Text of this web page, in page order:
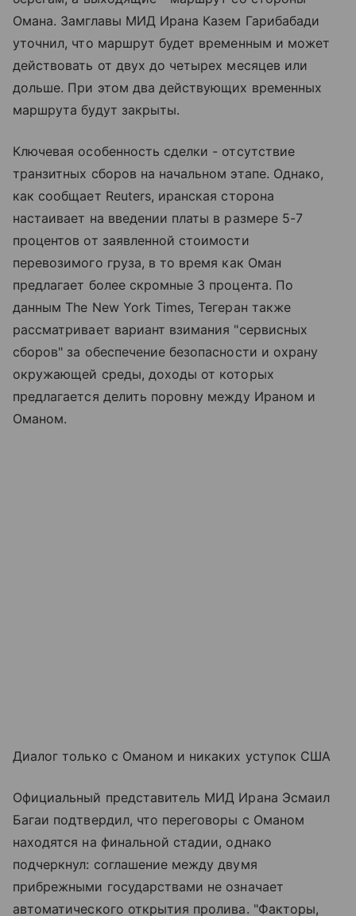
Омана. Замглавы МИД Ирана Казем Гарибабади
уточнил, что маршрут будет временным и может
действовать от двух до четырех месяцев или
дольше. При этом два действующих временных
маршрута будут закрыты.
Ключевая особенность сделки - отсутствие
транзитных сборов на начальном этапе. Однако,
как сообщает Reuters, иранская сторона
настаивает на введении платы в размере 5-7
процентов от заявленной стоимости
перевозимого груза, в то время как Оман
предлагает более скромные 3 процента. По
данным The New York Times, Тегеран также
рассматривает вариант взимания "сервисных
сборов" за обеспечение безопасности и охрану
окружающей среды, доходы от которых
предлагается делить поровну между Ираном и
Оманом.
Диалог только с Оманом и никаких уступок США
Официальный представитель МИД Ирана Эсмаил
Багаи подтвердил, что переговоры с Оманом
находятся на финальной стадии, однако
подчеркнул: соглашение между двумя
прибрежными государствами не означает
автоматического открытия пролива. "Факторы,